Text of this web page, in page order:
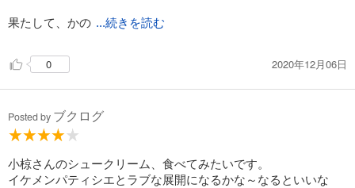
果たして、かの ...続きを読む
0 2020年12月06日
Posted by ブクログ
小椋さんのシュークリーム、食べてみたいです。
イケメンパティシエとラブな展開になるかな～なるといいな